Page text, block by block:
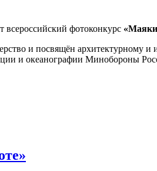
всероссийский фотоконкурс
и посвящён архитектурному
и океанографии Минобороны